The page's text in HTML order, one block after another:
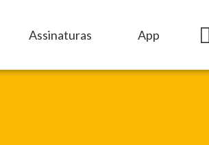
Assinaturas App